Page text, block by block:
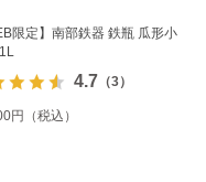
限定】南部鉄器 鉄瓶 瓜形小
4.7 （3）
円（税込）